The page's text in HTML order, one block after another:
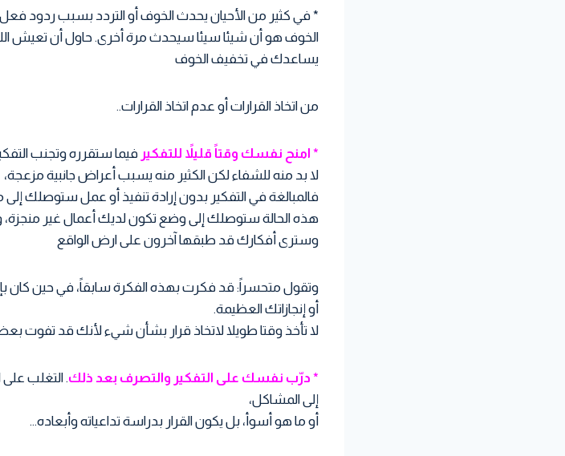
* في كثير من الأحيان يحدث الخوف أو التردد بسبب ردود
الخوف هو أن شيئا سيئا سيحدث مرة أخرى. حاول أن تعيش
يساعدك في تخفيف الخوف
من اتخاذ القرارات أو عدم اتخاذ القرارات..
* امنح نفسك وقتاً قليلاً للتفكير فيما ستقرره وتجنب التفكير
لا بد منه للشفاء لكن الكثير منه يسبب أعراض جانبية مزعجة،
فالمبالغة في التفكير بدون إرادة تنفيذ أو عمل ستوصلك إلى
هذه الحالة ستوصلك إلى وضع تكون لديك أعمال غير منجزة،
وسترى أفكارك قد طبقها آخرون على ارض الواقع
وتقول متحسراً: قد فكرت بهذه الفكرة سابقاً، في حين كان
أو إنجازاتك العظيمة.
لا تأخذ وقتا طويلا لاتخاذ قرار بشأن شيء لأنك قد تفوت
* درّب نفسك على التفكير والتصرف بعد ذلك. التغلب
إلى المشاكل،
أو ما هو أسوأ، بل يكون القرار بدراسة تداعياته وأبعاده…